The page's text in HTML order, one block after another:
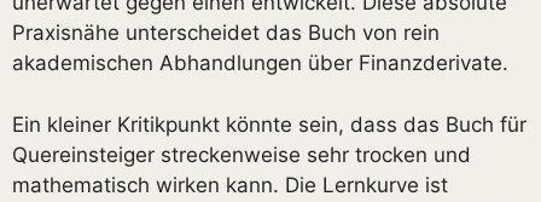
Praxisnähe unterscheidet das Buch von rein
akademischen Abhandlungen über Finanzderivate.
Ein kleiner Kritikpunkt könnte sein, dass das Buch für
Quereinsteiger streckenweise sehr trocken und
mathematisch wirken kann. Die Lernkurve ist